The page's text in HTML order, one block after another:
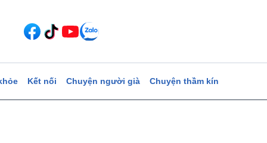
Kết nối Chuyện người già Chuyện thầm kín